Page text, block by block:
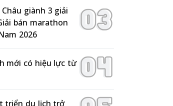
giành 3 giải
bán marathon
2026
mới có hiệu lực từ
triển du lịch trở